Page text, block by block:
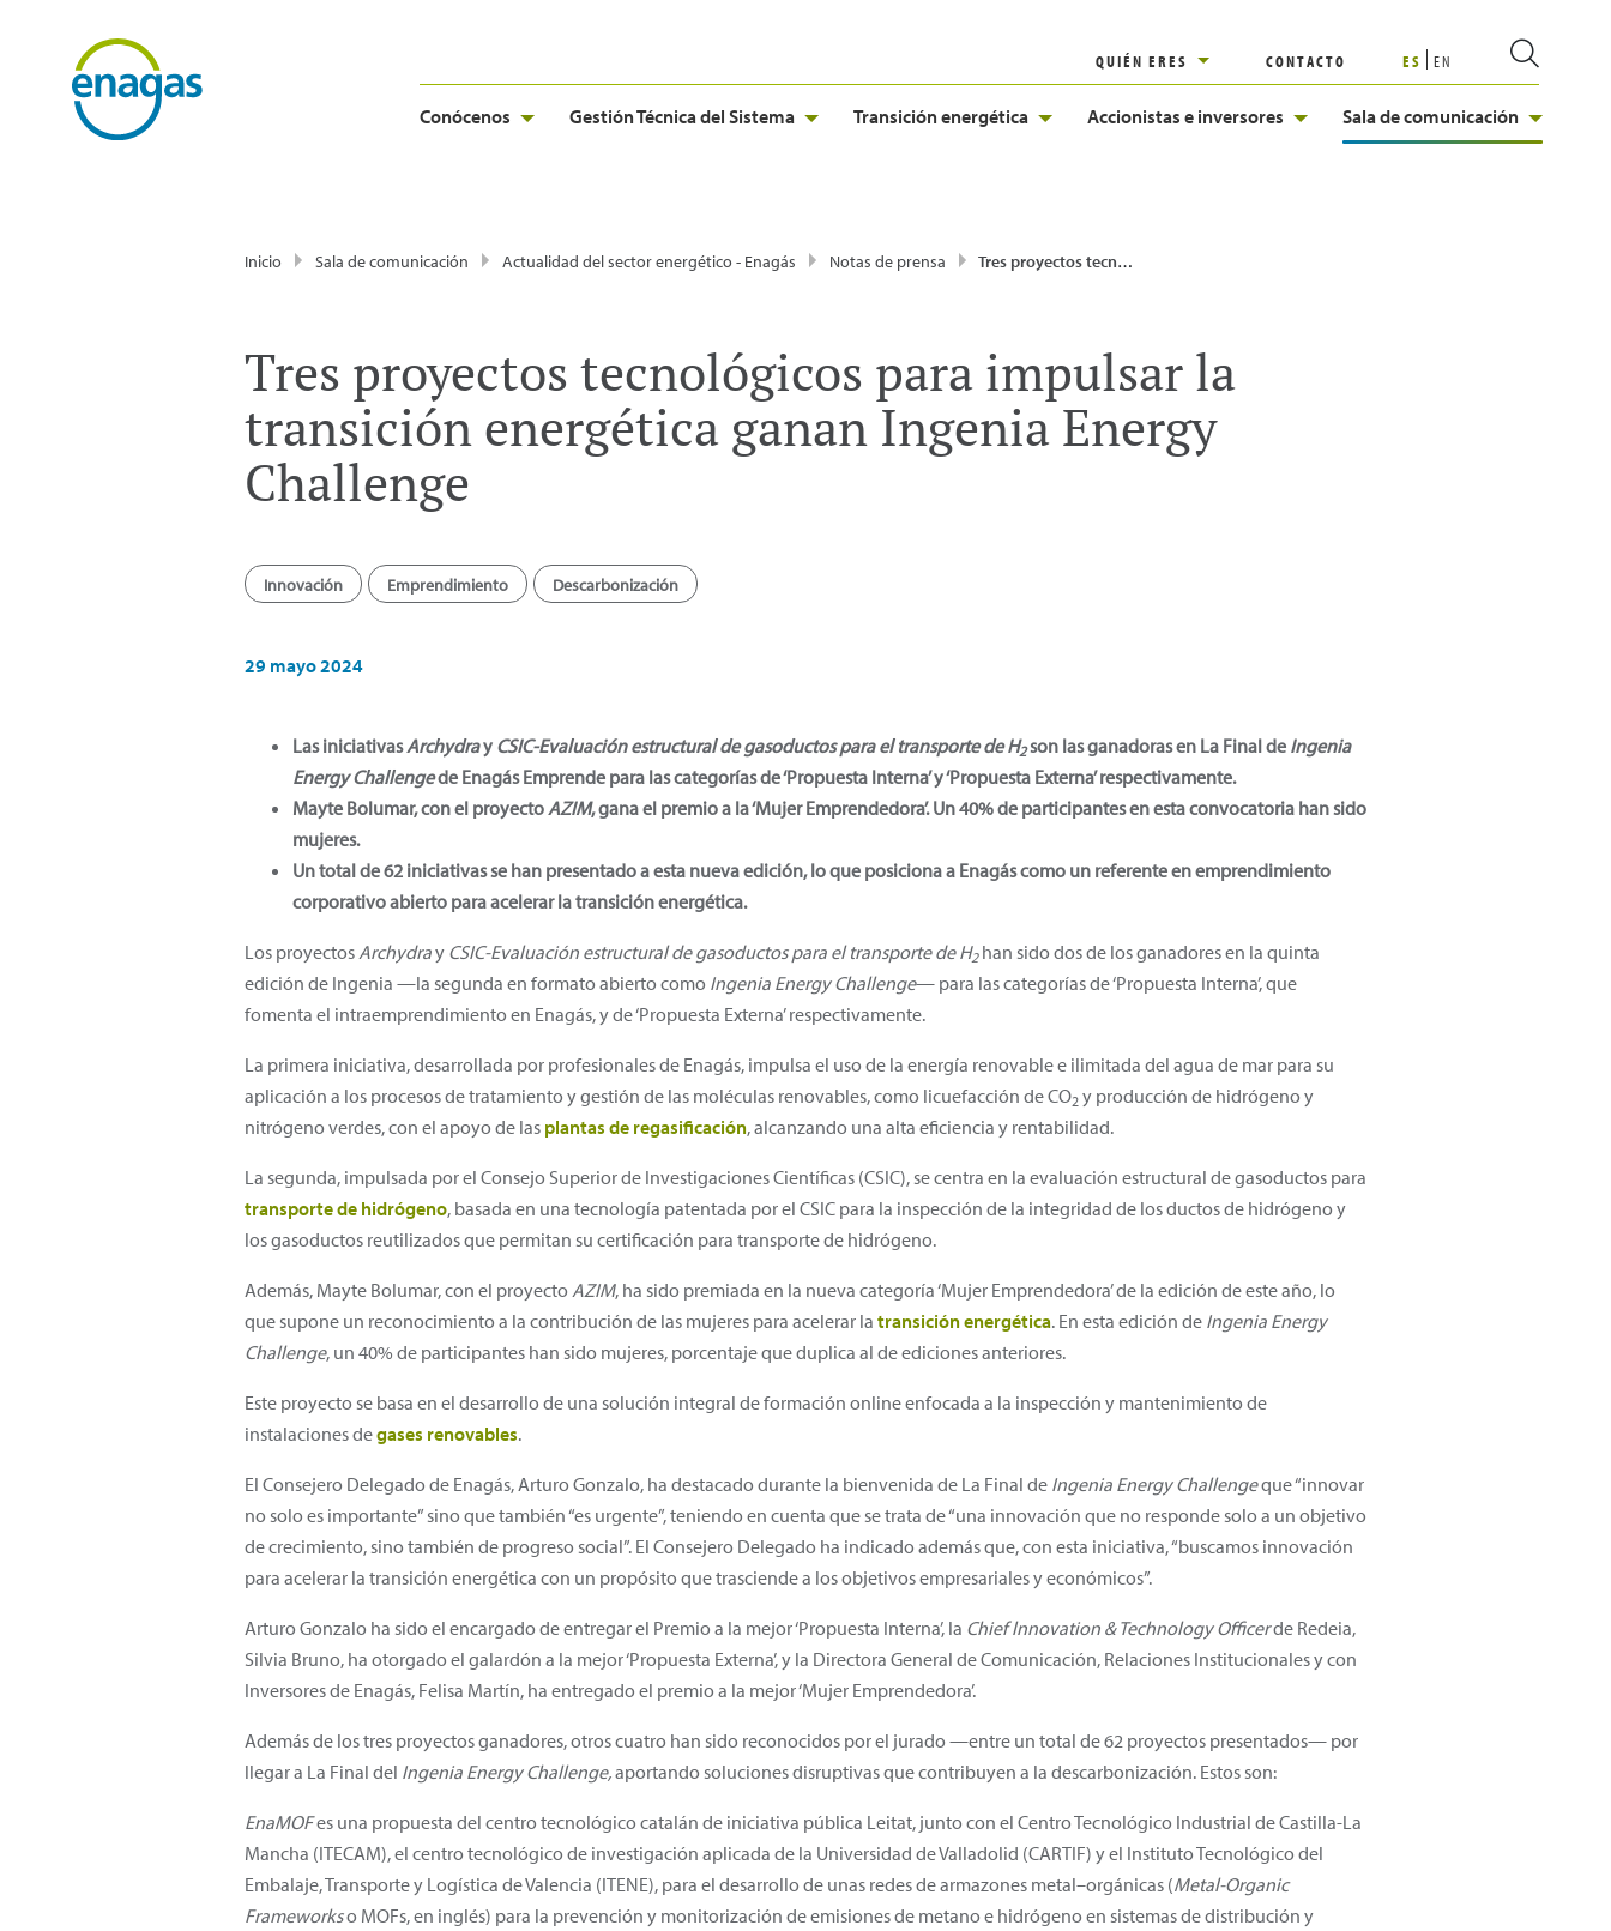
QUIÉN ERES CONTACTO ES EN
Conócenos Gestión Técnica del Sistema Transición energética Accionistas e inversores Sala de comunicación
Inicio Sala de comunicación Actualidad del sector energético - Enagás Notas de prensa Tres proyectos tecnológicos para impulsar la transición energética ganan Ingenia Energy Challenge
Tres proyectos tecnológicos para impulsar la
transición energética ganan Ingenia Energy
Challenge
Innovación Emprendimiento Descarbonización
29 mayo 2024
Las iniciativasArchydray CSIC-Evaluación estructural de gasoductos para el transporte de H2 son las ganadoras en La Final de Ingenia
Energy Challengede Enagás Emprende para las categorías de ‘Propuesta Interna’ y ‘Propuesta Externa’ respectivamente.
Mayte Bolumar, con el proyectoAZIM, gana el premio a la ‘Mujer Emprendedora’. Un 40% de participantes en esta convocatoria han sido
mujeres.
Un total de 62 iniciativas se han presentado a esta nueva edición, lo que posiciona a Enagás como un referente en emprendimiento
corporativo abierto para acelerar la transición energética.
Los proyectosArchydray CSIC-Evaluación estructural de gasoductos para el transporte de H2 han sido dos de los ganadores en la quinta
edición de Ingenia —la segunda en formato abierto como Ingenia Energy Challenge— para las categorías de ‘Propuesta Interna’, que
fomenta el intraemprendimiento en Enagás, y de ‘Propuesta Externa’ respectivamente.
La primera iniciativa, desarrollada por profesionales de Enagás, impulsa el uso de la energía renovable e ilimitada del agua de mar para su
aplicación a los procesos de tratamiento y gestión de las moléculas renovables, como licuefacción de CO2 y producción de hidrógeno y
nitrógeno verdes, con el apoyo de las plantas de regasificación, alcanzando una alta eficiencia y rentabilidad.
La segunda, impulsada por el Consejo Superior de Investigaciones Científicas (CSIC), se centra en la evaluación estructural de gasoductos para
transporte de hidrógeno, basada en una tecnología patentada por el CSIC para la inspección de la integridad de los ductos de hidrógeno y
los gasoductos reutilizados que permitan su certificación para transporte de hidrógeno.
Además, Mayte Bolumar, con el proyecto AZIM, ha sido premiada en la nueva categoría ‘Mujer Emprendedora’ de la edición de este año, lo
que supone un reconocimiento a la contribución de las mujeres para acelerar la transición energética. En esta edición de Ingenia Energy
Challenge, un 40% de participantes han sido mujeres, porcentaje que duplica al de ediciones anteriores.
Este proyecto se basa en el desarrollo de una solución integral de formación online enfocada a la inspección y mantenimiento de
instalaciones degases renovables.
El Consejero Delegado de Enagás, Arturo Gonzalo, ha destacado durante la bienvenida de La Final de Ingenia Energy Challengeque “innovar
no solo es importante” sino que también “es urgente”, teniendo en cuenta que se trata de “una innovación que no responde solo a un objetivo
de crecimiento, sino también de progreso social”. El Consejero Delegado ha indicado además que, con esta iniciativa, “buscamos innovación
para acelerar la transición energética con un propósito que trasciende a los objetivos empresariales y económicos”.
Arturo Gonzalo ha sido el encargado de entregar el Premio a la mejor ‘Propuesta Interna’, la Chief lnnovation & Technology Officerde Redeia,
Silvia Bruno, ha otorgado el galardón a la mejor ‘Propuesta Externa’, y la Directora General de Comunicación, Relaciones Institucionales y con
Inversores de Enagás, Felisa Martín, ha entregado el premio a la mejor ‘Mujer Emprendedora’.
Además de los tres proyectos ganadores, otros cuatro han sido reconocidos por el jurado —entre un total de 62 proyectos presentados— por
llegar a La Final del Ingenia Energy Challenge,aportando soluciones disruptivas que contribuyen a la descarbonización. Estos son:
EnaMOFes una propuesta del centro tecnológico catalán de iniciativa pública Leitat, junto con el Centro Tecnológico Industrial de Castilla-La
Mancha (ITECAM), el centro tecnológico de investigación aplicada de la Universidad de Valladolid (CARTIF) y el Instituto Tecnológico del
Embalaje, Transporte y Logística de Valencia (ITENE), para el desarrollo de unas redes de armazones metal–orgánicas (Metal-Organic
Frameworkso MOFs, en inglés) para la prevención y monitorización de emisiones de metano e hidrógeno en sistemas de distribución y